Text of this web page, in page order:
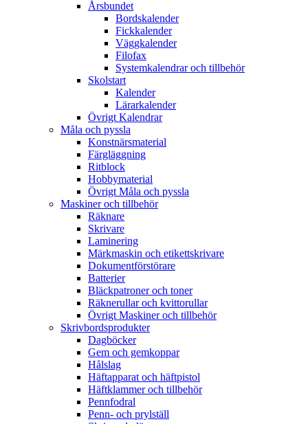
Årsbundet
Bordskalender
Fickkalender
Väggkalender
Filofax
Systemkalendrar och tillbehör
Skolstart
Kalender
Lärarkalender
Övrigt Kalendrar
Måla och pyssla
Konstnärsmaterial
Färgläggning
Ritblock
Hobbymaterial
Övrigt Måla och pyssla
Maskiner och tillbehör
Räknare
Skrivare
Laminering
Märkmaskin och etikettskrivare
Dokumentförstörare
Batterier
Bläckpatroner och toner
Räknerullar och kvittorullar
Övrigt Maskiner och tillbehör
Skrivbordsprodukter
Dagböcker
Gem och gemkoppar
Hålslag
Häftapparat och häftpistol
Häftklammer och tillbehör
Pennfodral
Penn- och prylställ